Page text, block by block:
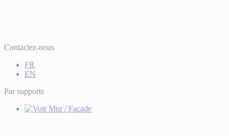
Contactez-nous
FR
EN
Par supports